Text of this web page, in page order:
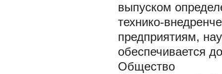
выпуском
технико-
предприятиям,
обеспечивается
Общество